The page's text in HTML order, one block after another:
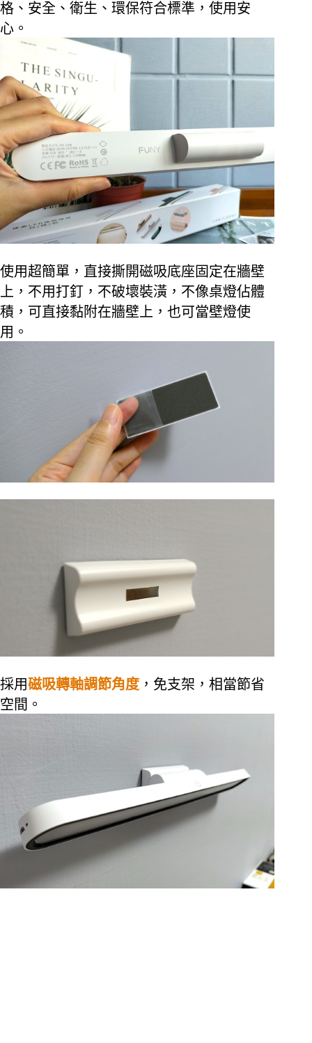
格、安全、衛生、環保符合標準，使用安
心。
使用超簡單，直接撕開磁吸底座固定在牆壁
上，不用打釘，不破壞裝潢，不像桌燈佔體
積，可直接黏附在牆壁上，也可當壁燈使
用。
採用磁吸轉軸調節角度 ，免支架，相當節省
空間。